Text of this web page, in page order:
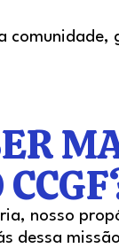
comunidade,
nosso
dessa